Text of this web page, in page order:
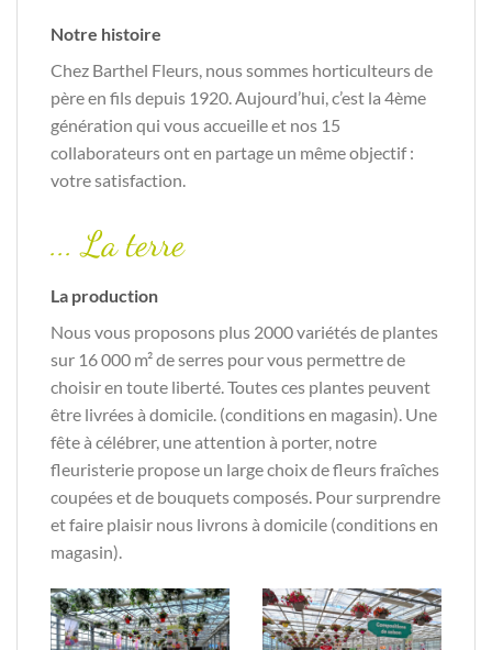
Notre histoire
Chez Barthel Fleurs, nous sommes horticulteurs de
père en fils depuis 1920. Aujourd’hui, c’est la 4ème
génération qui vous accueille et nos 15
collaborateurs ont en partage un même objectif :
votre satisfaction.
... La terre
La production
Nous vous proposons plus 2000 variétés de plantes
sur 16 000 m² de serres pour vous permettre de
choisir en toute liberté. Toutes ces plantes peuvent
être livrées à domicile. (conditions en magasin). Une
fête à célébrer, une attention à porter, notre
fleuristerie propose un large choix de fleurs fraîches
coupées et de bouquets composés. Pour surprendre
et faire plaisir nous livrons à domicile (conditions en
magasin).